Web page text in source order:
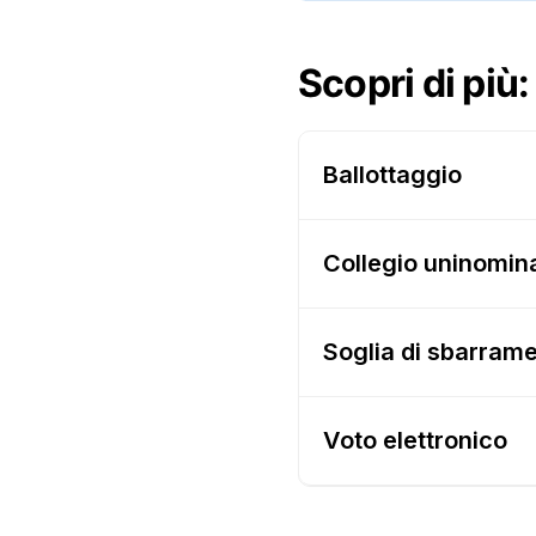
Scopri di più:
Ballottaggio
Collegio
Soglia di
Voto elettronico